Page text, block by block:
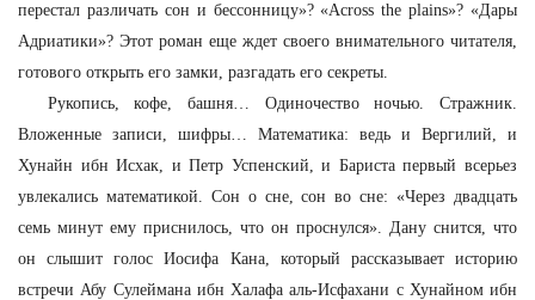
перестал различать сон и бессонницу»? «Across the plains»? «Дары
Адриатики»? Этот роман еще ждет своего внимательного читателя,
готового открыть его замки, разгадать его секреты.
Рукопись, кофе, башня… Одиночество ночью. Стражник.
Вложенные записи, шифры… Математика: ведь и Вергилий, и
Хунайн ибн Исхак, и Петр Успенский, и Бариста первый всерьез
увлекались математикой. Сон о сне, сон во сне: «Через двадцать
семь минут ему приснилось, что он проснулся». Дану снится, что
он слышит голос Иосифа Кана, который рассказывает историю
встречи Абу Сулеймана ибн Халафа аль-Исфахани с Хунайном ибн